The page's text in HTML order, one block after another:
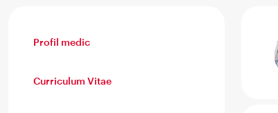
Profil medic
Curriculum Vitae